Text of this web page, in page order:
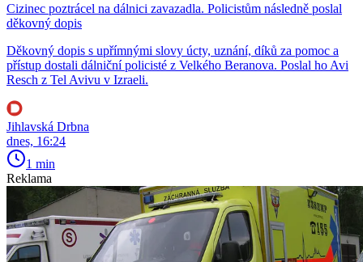
Cizinec poztrácel na dálnici zavazadla. Policistům následně poslal
děkovný dopis
Děkovný dopis s upřímnými slovy úcty, uznání, díků za pomoc a
přístup dostali dálniční policisté z Velkého Beranova. Poslal ho Avi
Resch z Tel Avivu v Izraeli.
Jihlavská Drbna
dnes, 16:24
1 min
Reklama